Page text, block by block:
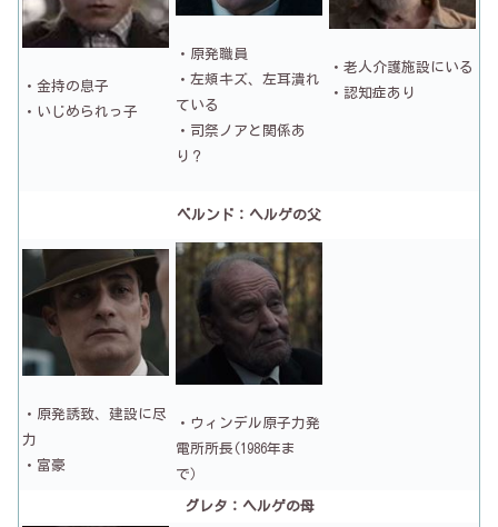
・金持の息子
・いじめられっ子
・原発職員
・左頬キズ、左耳潰れ
ている
・司祭ノアと関係あ
り？
・老人介護施設にいる
・認知症あり
ベルンド：ヘルゲの父
・原発誘致、建設に尽
力
・富豪
・ウィンデル原子力発
電所所長(1986年ま
で）
グレタ：ヘルゲの母